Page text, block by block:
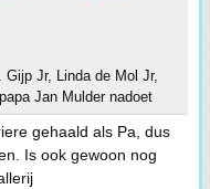
Jr, Linda de Mol Jr,
Jan Mulder nadoet
gehaald als Pa, dus
Is ook gewoon nog